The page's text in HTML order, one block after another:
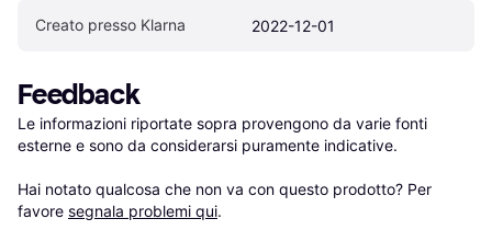
Creato presso Klarna 2022-12-01
Feedback
Le informazioni riportate sopra provengono da varie fonti
esterne e sono da considerarsi puramente indicative.
Hai notato qualcosa che non va con questo prodotto? Per
favore segnala problemi qui.